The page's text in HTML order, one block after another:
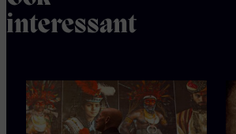
interessant